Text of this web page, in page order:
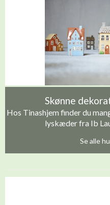
Skønne
Hos Tinashjem finder du
lyskæder fra Ib
Se alle